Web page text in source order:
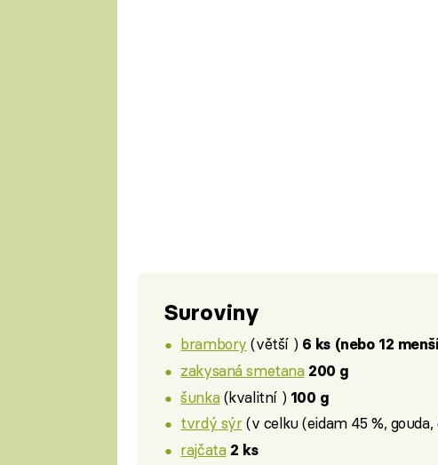
Suroviny
brambory (větší ) 6 ks (nebo 12
zakysaná smetana 200 g
šunka(kvalitní ) 100 g
tvrdý sýr(v celku (eidam 45 %, gouda,
rajčata 2 ks